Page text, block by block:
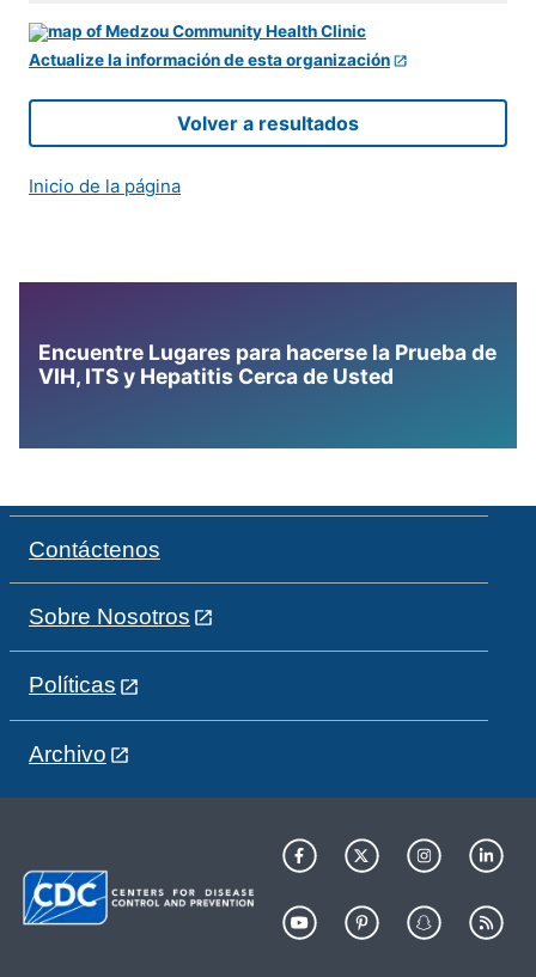
Actualize la información de esta organización
Volver a resultados
Inicio de la página
Encuentre Lugares para hacerse la Prueba de
VIH, ITS y Hepatitis Cerca de Usted
Contáctenos
Sobre Nosotros
Políticas
Archivo